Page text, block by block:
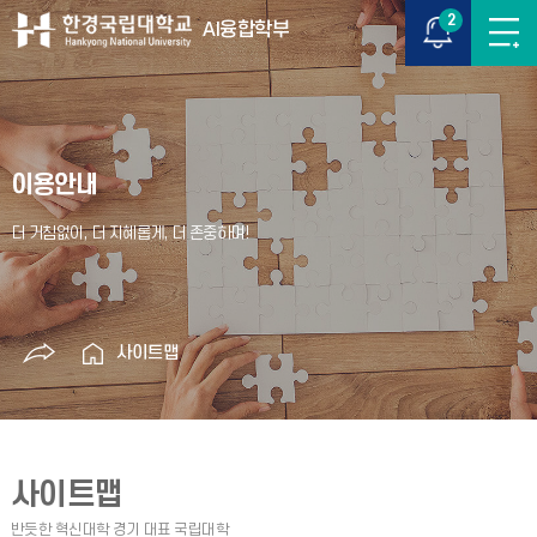
AI융합학부 2
이용안내
사이트맵
사이트맵